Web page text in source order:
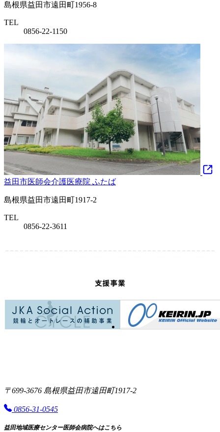
島根県益田市遠田町1956-8
TEL
0856-22-1150
益田市医師会介護医療院 ふたば
島根県益田市遠田町1917-2
TEL
0856-22-3611
支援事業
〒699-3676 島根県益田市遠田町1917-2
0856-31-0545
益田地域医療センター医師会病院へはこちら